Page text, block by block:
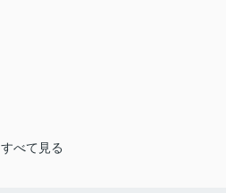
すべて見る